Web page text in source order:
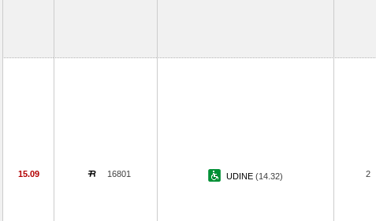
15.09 16801 UDINE (14.32) 2